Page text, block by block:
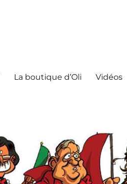
La boutique d’Oli Vidéos